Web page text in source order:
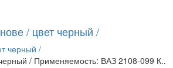
/ цвет черный /
/ Применяемость: ВАЗ 2108-099 К..